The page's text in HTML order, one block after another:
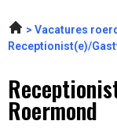
Vacatures
Receptionist(e)/
Roermond